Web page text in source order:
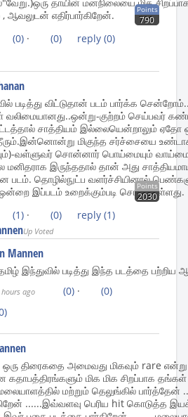
, ஆவலுடன் எதிர்பார்கிறேன்.
Points
790
(0) · (0) reply (0)
படித்து விட்டுதான் படம் பார்க்க
வலிமையானது..ஒன்று-குற்றம் செய்பவர்
சாத்தியம் இல்லையென்றாலும்
மிகுந்த சர்ச்சையை
வள்ளுவர் சொன்னார் பொய்மையும்
மனிதராக இருந்ததால் தான் அது
படம். தொழில்நுட்ப வளர்ச்சியினால்
இப்படம் உறைக்கும்படி சொல்லியுள்ளது.
Points
2030
(1) · (0) reply (1)
Up Voted
Mannen
இந்துவில் படித்து இந்த படத்தை பற்றிய
ago (0) ·
(0)
திரைகதை அமைவது மிகவும் rare
மிக மிக சிறப்பாக தங்கள்
மற்றும் தெலுங்கில் பார்த்தேன்
......இவ்வளவு பெரிய hit கொடுத்த